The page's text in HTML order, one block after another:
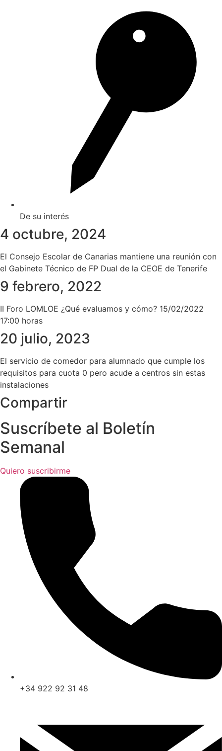
De su interés
4 octubre, 2024
El Consejo Escolar de Canarias mantiene una reunión con
el Gabinete Técnico de FP Dual de la CEOE de Tenerife
9 febrero, 2022
II Foro LOMLOE ¿Qué evaluamos y cómo? 15/02/2022
17:00 horas
20 julio, 2023
El servicio de comedor para alumnado que cumple los
requisitos para cuota 0 pero acude a centros sin estas
instalaciones
Compartir
Suscríbete al Boletín
Semanal
Quiero suscribirme
+34 922 92 31 48